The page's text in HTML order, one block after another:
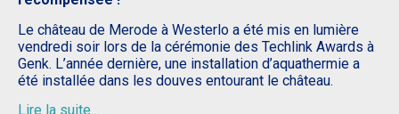
Le château de Merode à Westerlo a été mis en lumière
vendredi soir lors de la cérémonie des Techlink Awards à
Genk. L’année dernière, une installation d’aquathermie a
été installée dans les douves entourant le château.
Lire la suite…